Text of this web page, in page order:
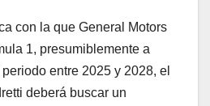
con la que General Motors
1, presumiblemente a
entre 2025 y 2028, el
deberá buscar un